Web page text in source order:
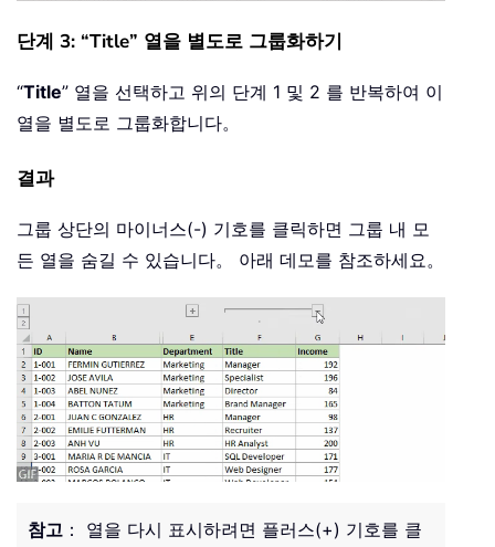
단계 3: “Title” 열을 별도로 그룹화하기
“Title” 열을 선택하고 위의 단계 1 및 2 를 반복하여 이
열을 별도로 그룹화합니다。
결과
그룹 상단의 마이너스(-) 기호를 클릭하면 그룹 내 모
든 열을 숨길 수 있습니다。 아래 데모를 참조하세요。
참고 ： 열을 다시 표시하려면 플러스(+) 기호를 클